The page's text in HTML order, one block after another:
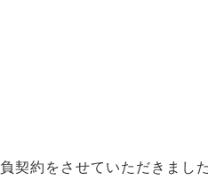
契約をさせていただきまし